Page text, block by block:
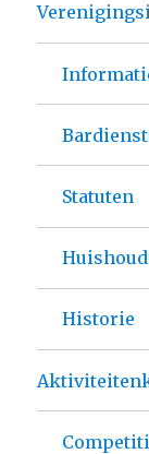
Statuten
Historie